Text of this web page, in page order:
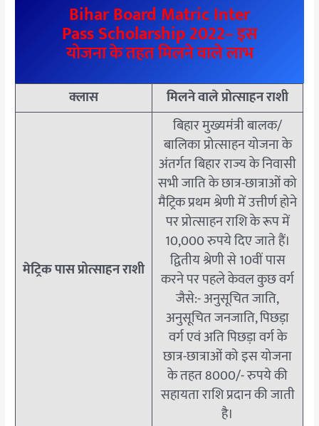
Bihar Board Matric Inter
Pass Scholarship 2022– इस
योजना के तहत मिलने वाले लाभ
क्लास मिलने वाले प्रोत्साहन राशी
मेट्रिक पास प्रोत्साहन राशी
बिहार मुख्यमंत्री बालक/
बालिका प्रोत्साहन योजना के
अंतर्गत बिहार राज्य के निवासी
सभी जाति के छात्र-छात्राओं को
मैट्रिक प्रथम श्रेणी में उत्तीर्ण होने
पर प्रोत्साहन राशि के रूप में
10,000 रुपये दिए जाते हैं।
द्वितीय श्रेणी से 10वीं पास
करने पर पहले केवल कुछ वर्ग
जैसे:- अनुसूचित जाति,
अनुसूचित जनजाति, पिछड़ा
वर्ग एवं अति पिछड़ा वर्ग के
छात्र-छात्राओं को इस योजना
के तहत 8000/- रुपये की
सहायता राशि प्रदान की जाती
है।